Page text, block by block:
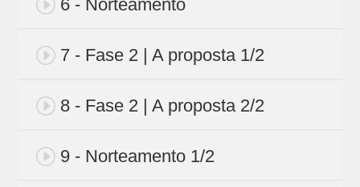
6 - Norteamento
7 - Fase 2 | A proposta 1/2
8 - Fase 2 | A proposta 2/2
9 - Norteamento 1/2